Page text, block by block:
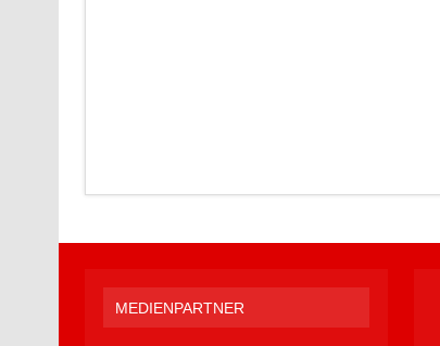
MEDIENPARTNER